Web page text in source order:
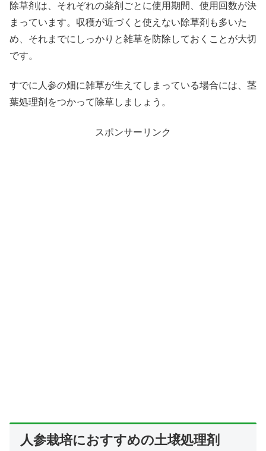
除草剤は、それぞれの薬剤ごとに使用期間、使用回数が決
まっています。収穫が近づくと使えない除草剤も多いた
め、それまでにしっかりと雑草を防除しておくことが大切
です。
すでに人参の畑に雑草が生えてしまっている場合には、茎
葉処理剤をつかって除草しましょう。
スポンサーリンク
人参栽培におすすめの土壌処理剤